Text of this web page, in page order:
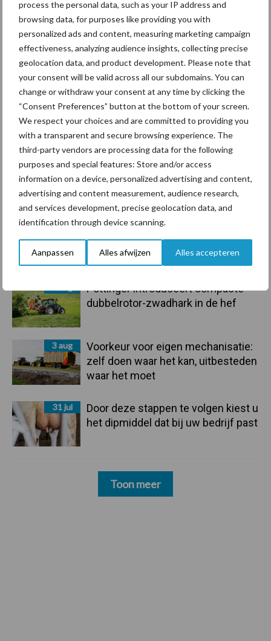
process the personal data, such as your IP address and
browsing data, for purposes like providing you with
personalized ads and content, measuring marketing campaign
effectiveness, analyzing audience insights, collecting precise
geolocation data, and product development. Please note that
your consent will be valid across all our subdomains. You can
change or withdraw your consent at any time by clicking the
“Consent Preferences” button at the bottom of your screen.
We respect your choices and are committed to providing you
with a transparent and secure browsing experience. The
third-party vendors are processing data for the following
purposes and special features: Store and/or access
information on a device, personalized advertising and content,
advertising and content measurement, audience research,
and services development, precise geolocation data, and
identification through device scanning.
Aanpassen Alles afwijzen Alles accepteren
Primaire
Sidebar
Recent nieuws Partner nieuws
5 aug
“Vraag naar praktische
hygieneoplossingen is in Polen
groter dan ooit”
Pöttinger introduceert compacte
dubbelrotor-zwadhark in de hef
3 aug
Voorkeur voor eigen mechanisatie:
zelf doen waar het kan, uitbesteden
waar het moet
31 jul
Door deze stappen te volgen kiest u
het dipmiddel dat bij uw bedrijf past
Toon meer
Voerhekken
Toon meer